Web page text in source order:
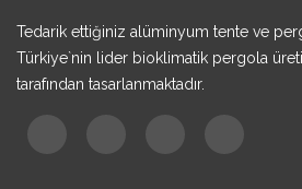
Tedarik ettiğiniz alüminyum tente ve
Türkiye`nin lider bioklimatik pergola
tarafından tasarlanmaktadır.